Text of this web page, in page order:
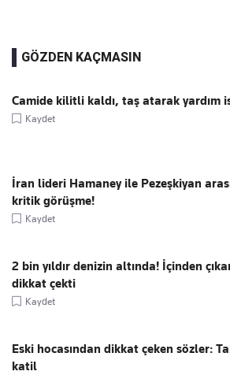
GÖZDEN KAÇMASIN
Camide kilitli kaldı, taş atarak yardım
Kaydet
İran lideri Hamaney ile Pezeşkiyan
kritik görüşme!
Kaydet
2 bin yıldır denizin altında! İçinden
dikkat çekti
Kaydet
Eski hocasından dikkat çeken sözler:
katil